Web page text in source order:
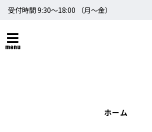
受付時間 9:30～18:00 （月〜金）
menu
ホーム